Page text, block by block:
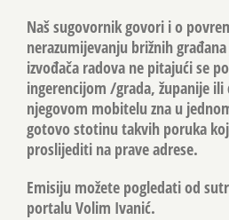
Naš sugovornik govori i o
nerazumijevanju brižnih
izvođača radova ne pitajući se
ingerencijom /grada, županije ili
njegovom mobitelu zna u
gotovo stotinu takvih poruka
proslijediti na prave adrese.
Emisiju možete pogledati od
portalu Volim Ivanić.